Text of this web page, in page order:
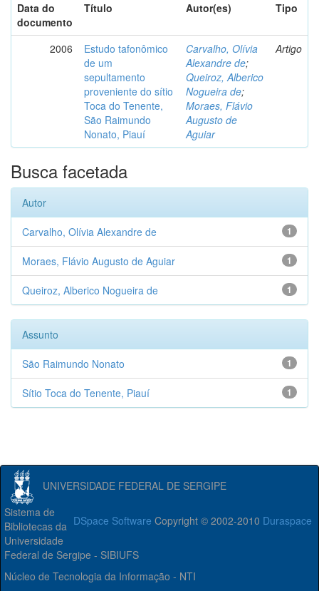
Data do
documento
Título Autor(es) Tipo
2006
Estudo tafonômico
de um
sepultamento
proveniente do sítio
Toca do Tenente,
São Raimundo
Nonato, Piauí
Carvalho, Olívia
Alexandre de;
Queiroz, Alberico
Nogueira de;
Moraes, Flávio
Augusto de
Aguiar
Artigo
Busca facetada
Autor
1
Carvalho, Olívia Alexandre de
1
Moraes, Flávio Augusto de Aguiar
1
Queiroz, Alberico Nogueira de
Assunto
1
São Raimundo Nonato
1
Sítio Toca do Tenente, Piauí
UNIVERSIDADE FEDERAL DE SERGIPE
DSpace Software Copyright © 2002-2010 Duraspace
Sistema de
Bibliotecas da
Universidade
Federal de Sergipe - SIBIUFS
Núcleo de Tecnologia da Informação - NTI